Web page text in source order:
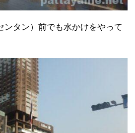
ンタン）前でも水かけをやって